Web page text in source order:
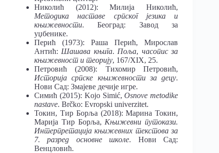
Николић (2012): Милија Николић,
Методика наставе српског језика и
књижевности. Београд: Завод за
уџбенике.
Перић (1973): Раша Перић, Мирослав
Антић: Шашава књига. Поља, часопис за
књижевност и теорију, 167/XIX, 25.
Петровић (2008): Тихомир Петровић,
Историја српске књижевности за децу.
Нови Сад: Змајеве дечије игре.
Симић (2015): Kojo Simić,Osnove metodike
nastave. Brčko: Evropski univerzitet.
Токин, Тир Борља (2018): Марина Токин,
Марија Тир Борља, Књижевни путокази.
Интерпретација књижевних текстова за
7. разред основне школе. Нови Сад:
Венцловић.